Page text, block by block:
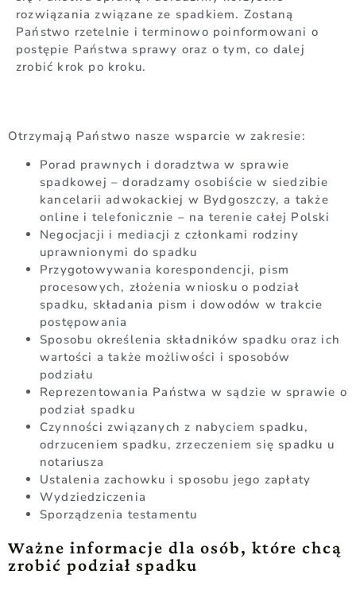
rozwiązania związane ze spadkiem. Zostaną
Państwo rzetelnie i terminowo poinformowani o
postępie Państwa sprawy oraz o tym, co dalej
zrobić krok po kroku.
Otrzymają Państwo nasze wsparcie w zakresie:
Porad prawnych i doradztwa w sprawie
spadkowej – doradzamy osobiście w siedzibie
kancelarii adwokackiej w Bydgoszczy, a także
online i telefonicznie – na terenie całej Polski
Negocjacji i mediacji z członkami rodziny
uprawnionymi do spadku
Przygotowywania korespondencji, pism
procesowych, złożenia wniosku o podział
spadku, składania pism i dowodów w trakcie
postępowania
Sposobu określenia składników spadku oraz ich
wartości a także możliwości i sposobów
podziału
Reprezentowania Państwa w sądzie w sprawie o
podział spadku
Czynności związanych z nabyciem spadku,
odrzuceniem spadku, zrzeczeniem się spadku u
notariusza
Ustalenia zachowku i sposobu jego zapłaty
Wydziedziczenia
Sporządzenia testamentu
Ważne informacje dla osób, które chcą
zrobić podział spadku